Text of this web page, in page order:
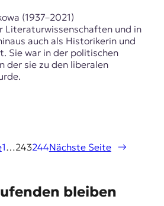
(1937–2021)
Literaturwissenschaften und in
auch als Historikerin und
Sie war in der politischen
der sie zu den liberalen
1 …243244Nächste Seite →
bleiben